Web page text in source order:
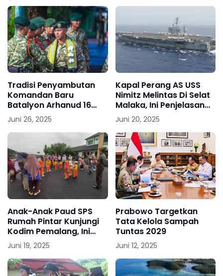
Tradisi Penyambutan
Komandan Baru
Batalyon Arhanud 16
Kostrad
Juni 26, 2025
Kapal Perang AS USS
Nimitz Melintas Di Selat
Malaka, Ini Penjelasan
Puspen TNI
Juni 20, 2025
Anak-Anak Paud SPS
Rumah Pintar Kunjungi
Kodim Pemalang, Ini
Tujuannya
Juni 19, 2025
Prabowo Targetkan
Tata Kelola Sampah
Tuntas 2029
Juni 12, 2025